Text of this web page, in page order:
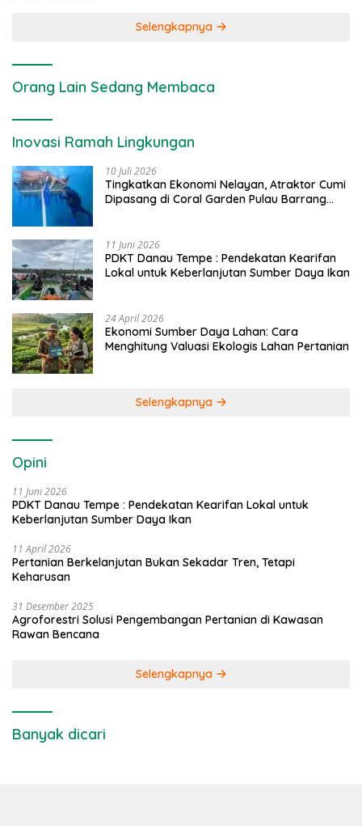
Selengkapnya
Orang Lain Sedang Membaca
Inovasi Ramah Lingkungan
10 Juli 2026
Tingkatkan Ekonomi Nelayan, Atraktor Cumi
Dipasang di Coral Garden Pulau Barrang
11 Juni 2026
PDKT Danau Tempe : Pendekatan Kearifan
Lokal untuk Keberlanjutan Sumber Daya Ikan
24 April 2026
Ekonomi Sumber Daya Lahan: Cara
Menghitung Valuasi Ekologis Lahan Pertanian
Selengkapnya
Opini
11 Juni 2026
PDKT Danau Tempe : Pendekatan Kearifan Lokal untuk
Keberlanjutan Sumber Daya Ikan
11 April 2026
Pertanian Berkelanjutan Bukan Sekadar Tren, Tetapi
Keharusan
31 Desember 2025
Agroforestri Solusi Pengembangan Pertanian di Kawasan
Rawan Bencana
Selengkapnya
Banyak dicari